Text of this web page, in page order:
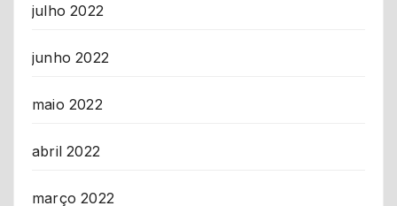
julho 2022
junho 2022
maio 2022
abril 2022
março 2022